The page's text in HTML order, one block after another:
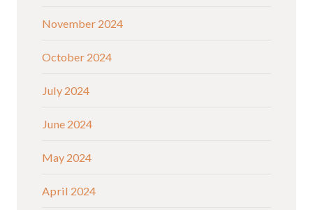
November 2024
October 2024
July 2024
June 2024
May 2024
April 2024